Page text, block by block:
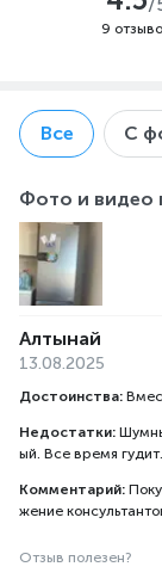
Все С
Фото и видео
Алтынай
13.08.2025
Достоинства:
Недостатки:
ый. Все время гудит.
Комментарий:
жение
Отзыв полезен?
9